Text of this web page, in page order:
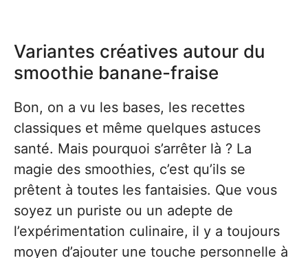
Variantes créatives autour du
smoothie banane-fraise
Bon, on a vu les bases, les recettes
classiques et même quelques astuces
santé. Mais pourquoi s’arrêter là ? La
magie des smoothies, c’est qu’ils se
prêtent à toutes les fantaisies. Que vous
soyez un puriste ou un adepte de
l’expérimentation culinaire, il y a toujours
moyen d’ajouter une touche personnelle à